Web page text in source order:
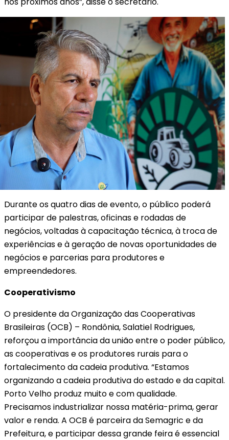
Durante os quatro dias de evento, o público poderá
participar de palestras, oficinas e rodadas de
negócios, voltadas à capacitação técnica, à troca de
experiências e à geração de novas oportunidades de
negócios e parcerias para produtores e
empreendedores.
Cooperativismo
O presidente da Organização das Cooperativas
Brasileiras (OCB) – Rondônia, Salatiel Rodrigues,
reforçou a importância da união entre o poder público,
as cooperativas e os produtores rurais para o
fortalecimento da cadeia produtiva. “Estamos
organizando a cadeia produtiva do estado e da capital.
Porto Velho produz muito e com qualidade.
Precisamos industrializar nossa matéria-prima, gerar
valor e renda. A OCB é parceira da Semagric e da
Prefeitura, e participar dessa grande feira é essencial